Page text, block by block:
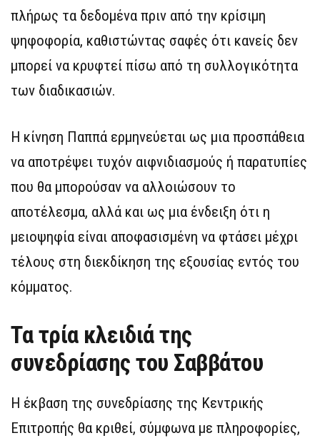
πλήρως τα δεδομένα πριν από την κρίσιμη
ψηφοφορία, καθιστώντας σαφές ότι κανείς δεν
μπορεί να κρυφτεί πίσω από τη συλλογικότητα
των διαδικασιών.
Η κίνηση Παππά ερμηνεύεται ως μια προσπάθεια
να αποτρέψει τυχόν αιφνιδιασμούς ή παρατυπίες
που θα μπορούσαν να αλλοιώσουν το
αποτέλεσμα, αλλά και ως μια ένδειξη ότι η
μειοψηφία είναι αποφασισμένη να φτάσει μέχρι
τέλους στη διεκδίκηση της εξουσίας εντός του
κόμματος.
Τα τρία κλειδιά της
συνεδρίασης του Σαββάτου
Η έκβαση της συνεδρίασης της Κεντρικής
Επιτροπής θα κριθεί, σύμφωνα με πληροφορίες,